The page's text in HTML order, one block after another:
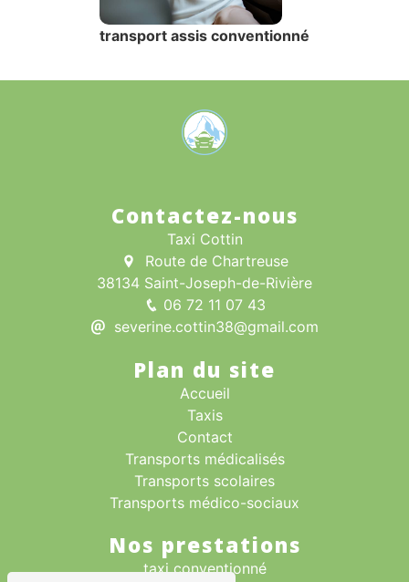
transport assis conventionné
Contactez-nous
Taxi Cottin
Route de Chartreuse
38134 Saint-Joseph-de-Rivière
06 72 11 07 43
severine.cottin38@gmail.com
Plan du site
Accueil
Taxis
Contact
Transports médicalisés
Transports scolaires
Transports médico-sociaux
Nos prestations
taxi conventionné